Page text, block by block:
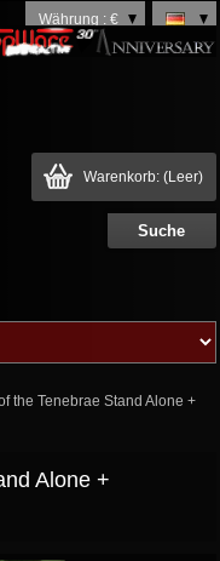
Währung : €
Warenkorb: (Leer)
the Tenebrae Stand Alone +
Alone +